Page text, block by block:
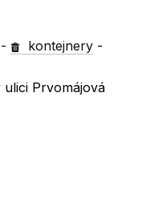
- kontejnery -
Prvomájová